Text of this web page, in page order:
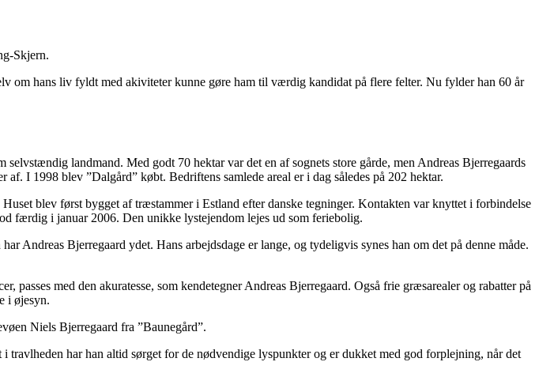
Skjern.
om hans liv fyldt med akiviteter kunne gøre ham til værdig kandidat på flere felter. Nu fylder han 60 år
landmand. Med godt 70 hektar var det en af sognets store gårde, men Andreas Bjerregaards
I 1998 blev ”Dalgård” købt. Bedriftens samlede areal er i dag således på 202 hektar.
blev først bygget af træstammer i Estland efter danske tegninger. Kontakten var knyttet i forbindelse
færdig i januar 2006. Den unikke lystejendom lejes ud som feriebolig.
Andreas Bjerregaard ydet. Hans arbejdsdage er lange, og tydeligvis synes han om det på denne måde.
med den akuratesse, som kendetegner Andreas Bjerregaard. Også frie græsarealer og rabatter på
i øjesyn.
Niels Bjerregaard fra ”Baunegård”.
har han altid sørget for de nødvendige lyspunkter og er dukket med god forplejning, når det